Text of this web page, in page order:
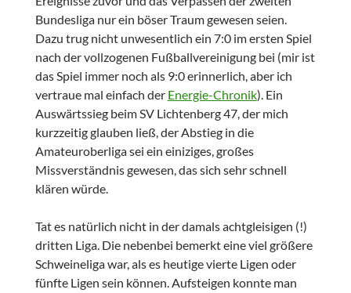
Bundesliga nur ein böser Traum gewesen seien.
Dazu trug nicht unwesentlich ein 7:0 im ersten Spiel
nach der vollzogenen Fußballvereinigung bei (mir ist
das Spiel immer noch als 9:0 erinnerlich, aber ich
vertraue mal einfach der Energie-Chronik). Ein
Auswärtssieg beim SV Lichtenberg 47, der mich
kurzzeitig glauben ließ, der Abstieg in die
Amateuroberliga sei ein einiziges, großes
Missverständnis gewesen, das sich sehr schnell
klären würde.
Tat es natürlich nicht in der damals achtgleisigen (!)
dritten Liga. Die nebenbei bemerkt eine viel größere
Schweineliga war, als es heutige vierte Ligen oder
fünfte Ligen sein können. Aufsteigen konnte man